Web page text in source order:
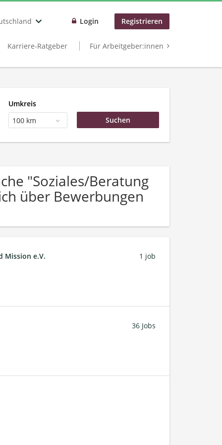
Login Registrieren
Karriere-Ratgeber Für Arbeitgeber:innen
Umkreis
100 km
"Soziales/Beratung
über Bewerbungen
Mission e.V. 1 job
36 Jobs